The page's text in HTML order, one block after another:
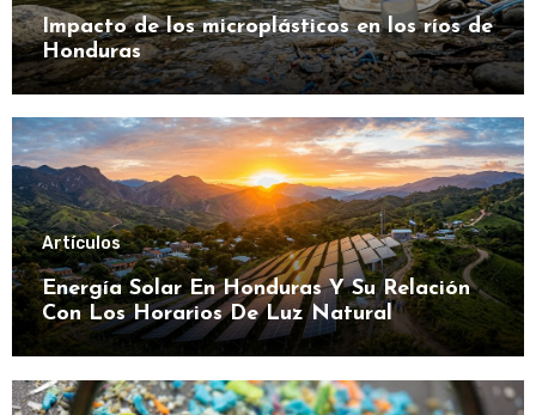
Impacto de los microplásticos en los ríos de
Honduras
Artículos
Energía Solar En Honduras Y Su Relación
Con Los Horarios De Luz Natural